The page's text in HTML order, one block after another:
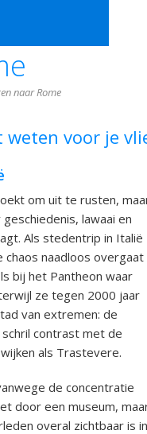
naar Rome
weten voor je
om uit te rusten,
lawaai en
Als stedentrip in Italië
naadloos overgaat
bij het Pantheon waar
ze tegen 2000 jaar
van extremen: de
contrast met de
als Trastevere.
de concentratie
door een museum,
overal zichtbaar is in